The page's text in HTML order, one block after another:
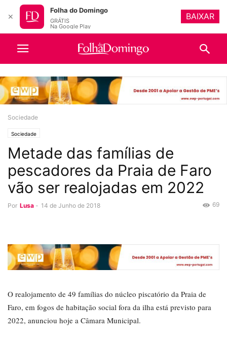
Sociedade
Sociedade
Metade das famílias de
pescadores da Praia de Faro
vão ser realojadas em 2022
Por Lusa - 14 de Junho de 2018 69
O realojamento de 49 famílias do núcleo piscatório da Praia de
Faro, em fogos de habitação social fora da ilha está previsto para
2022, anunciou hoje a Câmara Municipal.
✕
Folha do Domingo
GRÁTIS
Na Google Play
BAIXAR